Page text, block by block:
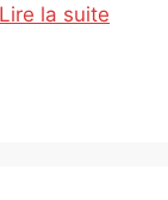
Lire la suite